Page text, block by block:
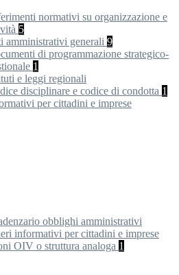
normativi su organizzazione e
5
amministrativi generali 9
di programmazione strategico-
1
e leggi regionali
disciplinare e codice di condotta 1
per cittadini e imprese
obblighi amministrativi
informativi per cittadini e imprese
OIV o struttura analoga 1